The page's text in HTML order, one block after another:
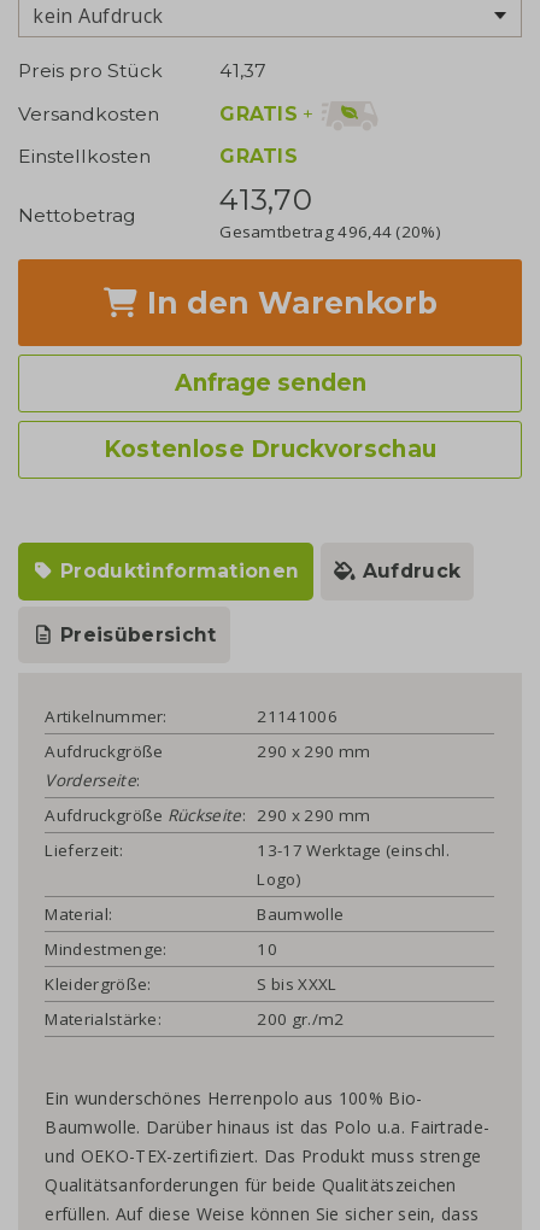
kein Aufdruck
Preis pro Stück
41,37
Versandkosten
GRATIS +
Einstellkosten
GRATIS
Nettobetrag 413,70
Gesamtbetrag496,44 (20%)
In den Warenkorb
Anfrage senden
Kostenlose Druckvorschau
Produktinformationen Aufdruck
Preisübersicht
Artikelnummer:
21141006
Aufdruckgröße
Vorderseite:
290 x 290 mm
Aufdruckgröße Rückseite:
290 x 290 mm
Lieferzeit:
13-17 Werktage (einschl.
Logo)
Material:
Baumwolle
Mindestmenge:
10
Kleidergröße:
S bis XXXL
Materialstärke:
200 gr./m2
Ein wunderschönes Herrenpolo aus 100% Bio-
Baumwolle. Darüber hinaus ist das Polo u.a. Fairtrade-
und OEKO-TEX-zertifiziert. Das Produkt muss strenge
Qualitätsanforderungen für beide Qualitätszeichen
erfüllen. Auf diese Weise können Sie sicher sein, dass